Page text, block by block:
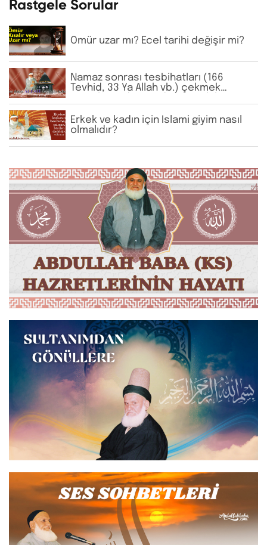
Rastgele Sorular
Ömür uzar mı? Ecel tarihi değişir mi?
Namaz sonrası tesbihatları (166
Tevhid, 33 Ya Allah vb.) çekmek
Abdullah Baba Hz.’nin bu konudaki
tavsiyeleri nelerdir?
Erkek ve kadın için İslami giyim nasıl
olmalıdır?